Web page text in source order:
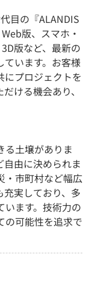
目の『ALANDIS
版、スマホ・
版など、最新の
います。お客様
にプロジェクトを
ける機会あり、
る土壌がありま
由に決められま
・市町村など幅広
実しており、多
ます。技術力の
の可能性を追求で